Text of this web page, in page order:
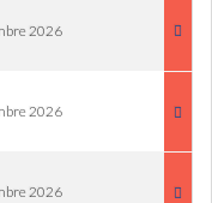
2026
2026
2026